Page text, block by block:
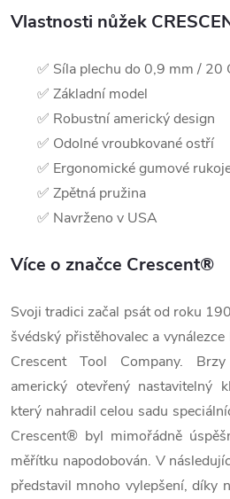
Vlastnosti nůžek
✅ Síla plechu do 0,9 mm / 20
✅ Základní model
✅ Robustní americký design
✅ Odolné vroubkované ostří
✅ Ergonomické gumové
✅ Zpětná pružina
✅ Navrženo v USA
Více o značce Crescent®
Svoji tradici začal psát od roku
švédský přistěhovalec a
Crescent Tool Company.
americký otevřený nastavitelný
který nahradil celou sadu
Crescent® byl mimořádně
měřítku napodobován. V
představil mnoho vylepšení, díky